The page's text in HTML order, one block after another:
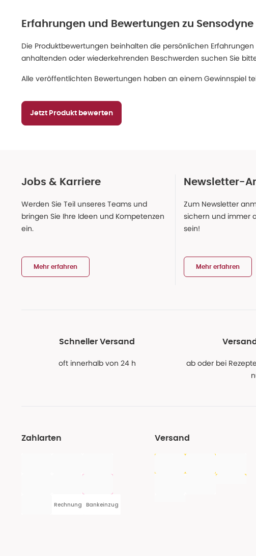
Erfahrungen und Bewertungen zu
Die Produktbewertungen beinhalten die persönlichen
anhaltenden oder wiederkehrenden Beschwerden suchen Sie
Alle veröffentlichten Bewertungen haben an einem Gewinnspiel
Jetzt Produkt bewerten
Jobs & Karriere
Werden Sie Teil unseres Teams und
bringen Sie Ihre Ideen und Kompetenzen
ein.
Mehr erfahren
Newsletter-
Zum Newsletter
sichern und immer
sein!
Mehr erfahren
Schneller Versand
oft innerhalb von 24 h
ab oder bei
Zahlarten
Rechnung Bankeinzug
Versand